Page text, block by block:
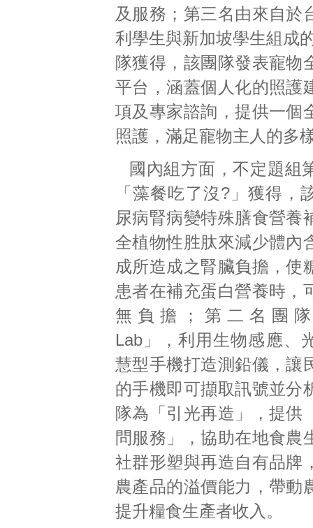
及服務；第三名由來自於
利學生與新加坡學生組成
隊獲得，該團隊發表寵物
平台，涵蓋個人化的照護
項及專家諮詢，提供一個
照護，滿足寵物主人的多
國內組方面，不定題組
「藻餐吃了沒?」獲得，
尿病腎病變特殊膳食營養
全植物性胜肽來減少體內
成所造成之腎臟負擔，使
患者在補充蛋白營養時，
無負擔；第二名團隊
Lab」，利用生物感應、
慧型手機打造測鉛儀，讓
的手機即可擷取訊號並分
隊為「引光再造」，提供
問服務」，協助在地食農
社群形塑與再造自有品牌
農產品的溢價能力，帶動
提升糧食生產者收入。